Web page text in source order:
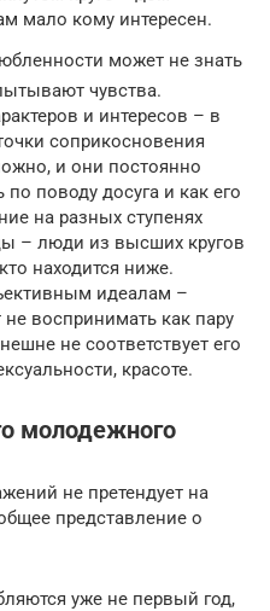
мало кому интересен.
может не знать
чувства.
и интересов – в
соприкосновения
и они постоянно
по поводу досуга и как его
на разных ступенях
– люди из высших кругов
находится ниже.
идеалам –
воспринимать как пару
не соответствует его
красоте.
молодежного
не претендует на
представление о
уже не первый год,